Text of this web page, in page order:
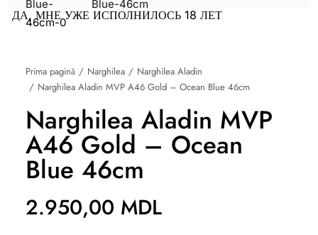
Prima pagină Narghilea
Narghilea Aladin
Narghilea Aladin MVP A46 Gold – Ocean Blue 46cm
Narghilea Aladin MVP
A46 Gold – Ocean
Blue 46cm
2.950,00 MDL
ДА, МНЕ УЖЕ ИСПОЛНИЛОСЬ 18 ЛЕТ